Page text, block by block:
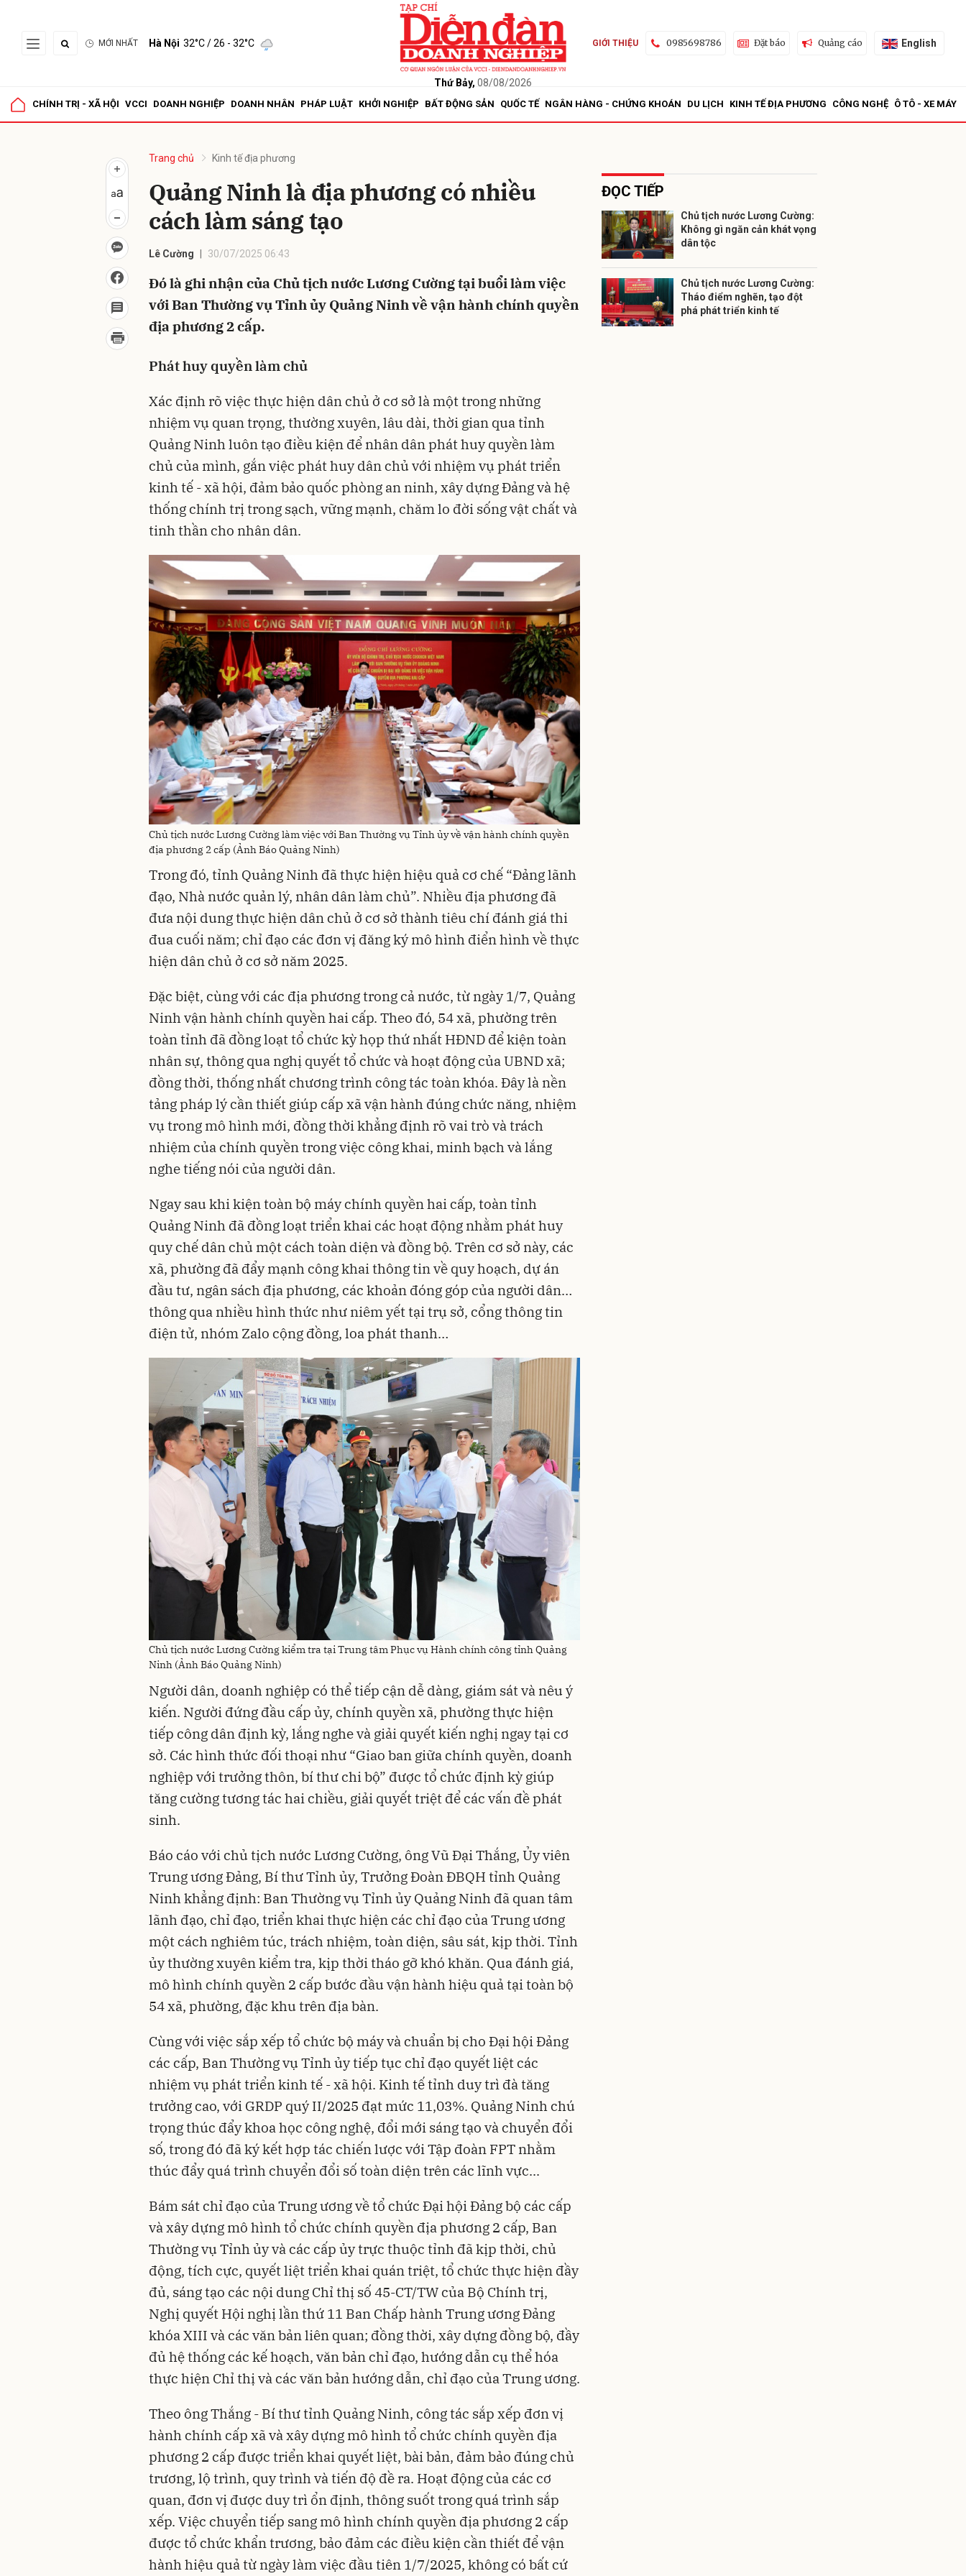
MỚI NHẤT Hà Nội 32°C/ 26 - 32°C
Thứ Bảy, 08/08/2026
GIỚI THIỆU 0985698786 Đặt báo Quảng cáo English
CHÍNH TRỊ - XÃ HỘI VCCI DOANH NGHIỆP DOANH NHÂN PHÁP LUẬT KHỞI NGHIỆP BẤT ĐỘNG SẢN QUỐC TẾ NGÂN HÀNG - CHỨNG KHOÁN DU LỊCH KINH TẾ ĐỊA PHƯƠNG CÔNG NGHỆ Ô TÔ - XE MÁY
Trang chủ Kinh tế địa phương
Quảng Ninh là địa phương có nhiều
cách làm sáng tạo
Lê Cường 30/07/2025 06:43
Đó là ghi nhận của Chủ tịch nước Lương Cường tại buổi làm việc
với Ban Thường vụ Tỉnh ủy Quảng Ninh về vận hành chính quyền
địa phương 2 cấp.
Phát huy quyền làm chủ
Xác định rõ việc thực hiện dân chủ ở cơ sở là một trong những
nhiệm vụ quan trọng, thường xuyên, lâu dài, thời gian qua tỉnh
Quảng Ninh luôn tạo điều kiện để nhân dân phát huy quyền làm
chủ của mình, gắn việc phát huy dân chủ với nhiệm vụ phát triển
kinh tế - xã hội, đảm bảo quốc phòng an ninh, xây dựng Đảng và hệ
thống chính trị trong sạch, vững mạnh, chăm lo đời sống vật chất và
tinh thần cho nhân dân.
Chủ tịch nước Lương Cường làm việc với Ban Thường vụ Tỉnh ủy về vận hành chính quyền
địa phương 2 cấp (Ảnh Báo Quảng Ninh)
Trong đó, tỉnh Quảng Ninh đã thực hiện hiệu quả cơ chế “Đảng lãnh
đạo, Nhà nước quản lý, nhân dân làm chủ”. Nhiều địa phương đã
đưa nội dung thực hiện dân chủ ở cơ sở thành tiêu chí đánh giá thi
đua cuối năm; chỉ đạo các đơn vị đăng ký mô hình điển hình về thực
hiện dân chủ ở cơ sở năm 2025.
Đặc biệt, cùng với các địa phương trong cả nước, từ ngày 1/7, Quảng
Ninh vận hành chính quyền hai cấp. Theo đó, 54 xã, phường trên
toàn tỉnh đã đồng loạt tổ chức kỳ họp thứ nhất HĐND để kiện toàn
nhân sự, thông qua nghị quyết tổ chức và hoạt động của UBND xã;
đồng thời, thống nhất chương trình công tác toàn khóa. Đây là nền
tảng pháp lý cần thiết giúp cấp xã vận hành đúng chức năng, nhiệm
vụ trong mô hình mới, đồng thời khẳng định rõ vai trò và trách
nhiệm của chính quyền trong việc công khai, minh bạch và lắng
nghe tiếng nói của người dân.
Ngay sau khi kiện toàn bộ máy chính quyền hai cấp, toàn tỉnh
Quảng Ninh đã đồng loạt triển khai các hoạt động nhằm phát huy
quy chế dân chủ một cách toàn diện và đồng bộ. Trên cơ sở này, các
xã, phường đã đẩy mạnh công khai thông tin về quy hoạch, dự án
đầu tư, ngân sách địa phương, các khoản đóng góp của người dân…
thông qua nhiều hình thức như niêm yết tại trụ sở, cổng thông tin
điện tử, nhóm Zalo cộng đồng, loa phát thanh…
Chủ tịch nước Lương Cường kiểm tra tại Trung tâm Phục vụ Hành chính công tỉnh Quảng
Ninh (Ảnh Báo Quảng Ninh)
Người dân, doanh nghiệp có thể tiếp cận dễ dàng, giám sát và nêu ý
kiến. Người đứng đầu cấp ủy, chính quyền xã, phường thực hiện
tiếp công dân định kỳ, lắng nghe và giải quyết kiến nghị ngay tại cơ
sở. Các hình thức đối thoại như “Giao ban giữa chính quyền, doanh
nghiệp với trưởng thôn, bí thư chi bộ” được tổ chức định kỳ giúp
tăng cường tương tác hai chiều, giải quyết triệt để các vấn đề phát
sinh.
Báo cáo với chủ tịch nước Lương Cường, ông Vũ Đại Thắng, Ủy viên
Trung ương Đảng, Bí thư Tỉnh ủy, Trưởng Đoàn ĐBQH tỉnh Quảng
Ninh khẳng định: Ban Thường vụ Tỉnh ủy Quảng Ninh đã quan tâm
lãnh đạo, chỉ đạo, triển khai thực hiện các chỉ đạo của Trung ương
một cách nghiêm túc, trách nhiệm, toàn diện, sâu sát, kịp thời. Tỉnh
ủy thường xuyên kiểm tra, kịp thời tháo gỡ khó khăn. Qua đánh giá,
mô hình chính quyền 2 cấp bước đầu vận hành hiệu quả tại toàn bộ
54 xã, phường, đặc khu trên địa bàn.
Cùng với việc sắp xếp tổ chức bộ máy và chuẩn bị cho Đại hội Đảng
các cấp, Ban Thường vụ Tỉnh ủy tiếp tục chỉ đạo quyết liệt các
nhiệm vụ phát triển kinh tế - xã hội. Kinh tế tỉnh duy trì đà tăng
trưởng cao, với GRDP quý II/2025 đạt mức 11,03%. Quảng Ninh chú
trọng thúc đẩy khoa học công nghệ, đổi mới sáng tạo và chuyển đổi
số, trong đó đã ký kết hợp tác chiến lược với Tập đoàn FPT nhằm
thúc đẩy quá trình chuyển đổi số toàn diện trên các lĩnh vực...
Bám sát chỉ đạo của Trung ương về tổ chức Đại hội Đảng bộ các cấp
và xây dựng mô hình tổ chức chính quyền địa phương 2 cấp, Ban
Thường vụ Tỉnh ủy và các cấp ủy trực thuộc tỉnh đã kịp thời, chủ
động, tích cực, quyết liệt triển khai quán triệt, tổ chức thực hiện đầy
đủ, sáng tạo các nội dung Chỉ thị số 45-CT/TW của Bộ Chính trị,
Nghị quyết Hội nghị lần thứ 11 Ban Chấp hành Trung ương Đảng
khóa XIII và các văn bản liên quan; đồng thời, xây dựng đồng bộ, đầy
đủ hệ thống các kế hoạch, văn bản chỉ đạo, hướng dẫn cụ thể hóa
thực hiện Chỉ thị và các văn bản hướng dẫn, chỉ đạo của Trung ương.
Theo ông Thắng - Bí thư tỉnh Quảng Ninh, công tác sắp xếp đơn vị
hành chính cấp xã và xây dựng mô hình tổ chức chính quyền địa
phương 2 cấp được triển khai quyết liệt, bài bản, đảm bảo đúng chủ
trương, lộ trình, quy trình và tiến độ đề ra. Hoạt động của các cơ
quan, đơn vị được duy trì ổn định, thông suốt trong quá trình sắp
xếp. Việc chuyển tiếp sang mô hình chính quyền địa phương 2 cấp
được tổ chức khẩn trương, bảo đảm các điều kiện cần thiết để vận
hành hiệu quả từ ngày làm việc đầu tiên 1/7/2025, không có bất cứ
ĐỌC TIẾP
Chủ tịch nước Lương Cường:
Không gì ngăn cản khát vọng
dân tộc
Chủ tịch nước Lương Cường:
Tháo điểm nghẽn, tạo đột
phá phát triển kinh tế
Gửi